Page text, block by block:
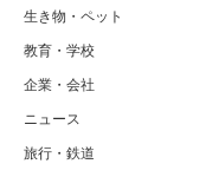
生き物・ペット
教育・学校
企業・会社
ニュース
旅行・鉄道